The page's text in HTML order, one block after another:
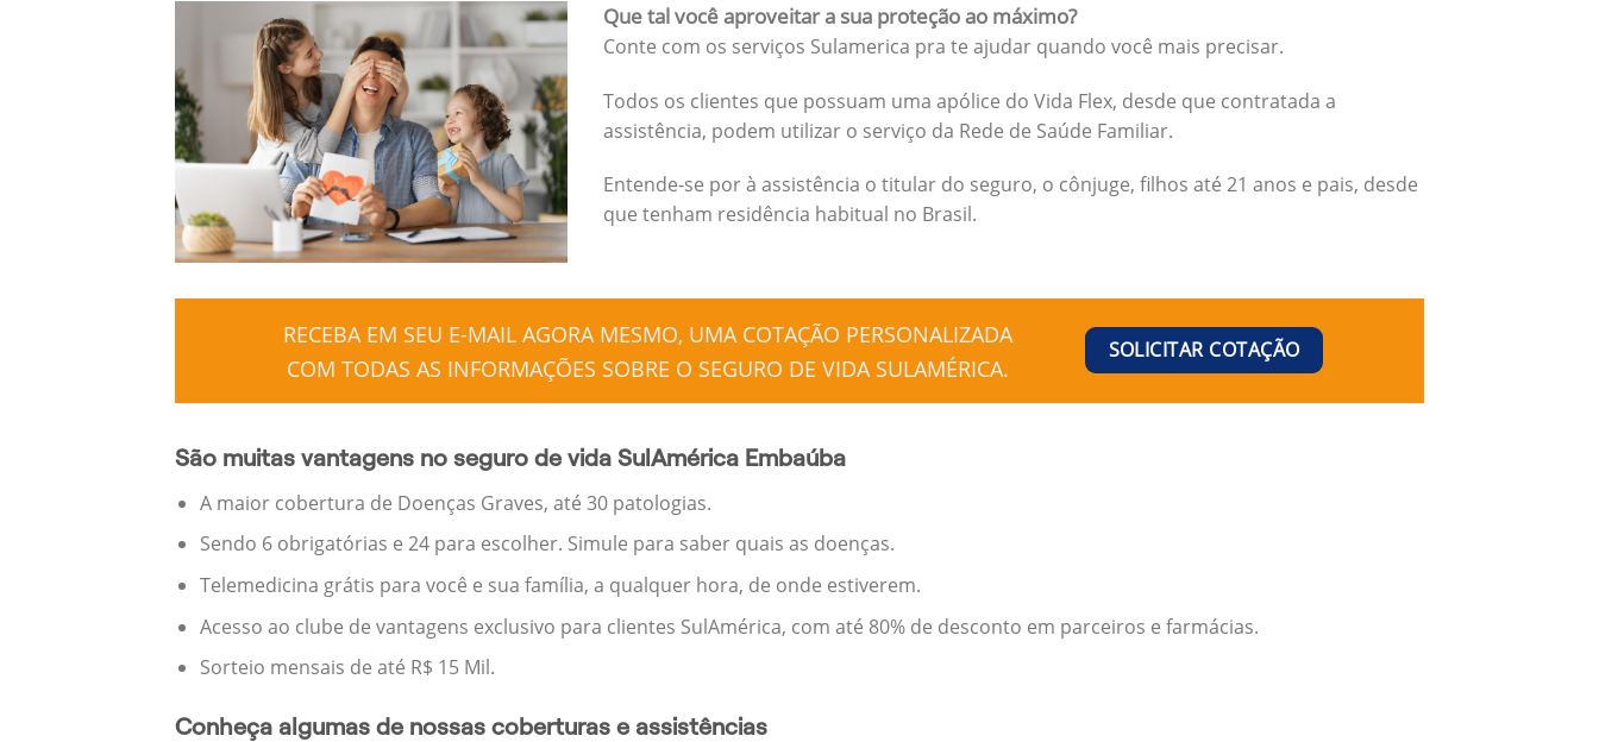
Que tal você aproveitar a sua proteção ao máximo?
Conte com os serviços Sulamerica pra te ajudar quando você mais precisar.
Todos os clientes que possuam uma apólice do Vida Flex, desde que contratada a
assistência, podem utilizar o serviço da Rede de Saúde Familiar.
Entende-se por à assistência o titular do seguro, o cônjuge, filhos até 21 anos e pais, desde
que tenham residência habitual no Brasil.
RECEBA EM SEU E-MAIL AGORA MESMO, UMA COTAÇÃO PERSONALIZADA
COM TODAS AS INFORMAÇÕES SOBRE O SEGURO DE VIDA SULAMÉRICA.
SOLICITAR COTAÇÃO
São muitas vantagens no seguro de vida SulAmérica Embaúba
A maior cobertura de Doenças Graves, até 30 patologias.
Sendo 6 obrigatórias e 24 para escolher. Simule para saber quais as doenças.
Telemedicina grátis para você e sua família, a qualquer hora, de onde estiverem.
Acesso ao clube de vantagens exclusivo para clientes SulAmérica, com até 80% de desconto em parceiros e farmácias.
Sorteio mensais de até R$ 15 Mil.
Conheça algumas de nossas coberturas e assistências